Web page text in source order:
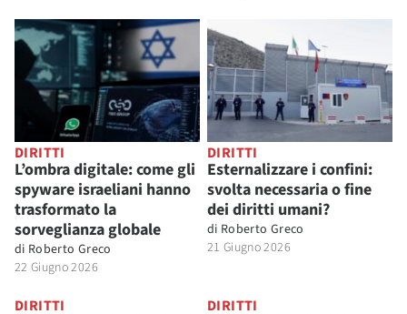
DIRITTI
L’ombra digitale: come gli
spyware israeliani hanno
trasformato la
sorveglianza globale
di Roberto Greco
22 Giugno 2026
DIRITTI
Esternalizzare i confini:
svolta necessaria o fine
dei diritti umani?
di Roberto Greco
21 Giugno 2026
DIRITTI DIRITTI